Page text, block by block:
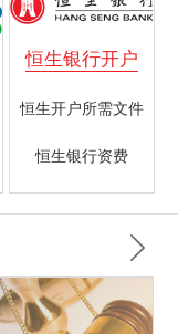
恒生银行开户
恒生开户所需文件
恒生银行资费
恒生银行的开户条件
香港恒生银行与国内银行开户的区别